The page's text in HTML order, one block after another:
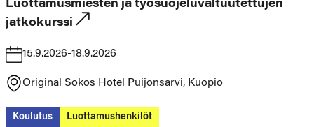
Luottamusmiesten ja työsuojeluvaltuutettujen
jatkokurssi
15.9.2026-18.9.2026
Original Sokos Hotel Puijonsarvi, Kuopio
Koulutus Luottamushenkilöt